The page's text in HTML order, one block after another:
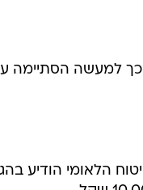
למעשה הסתיימה
הלאומי הודיע